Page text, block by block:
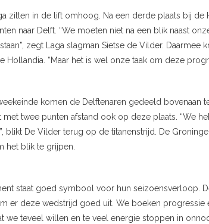
zitten in de lift omhoog. Na een derde plaats bij
naar Delft. “We moeten niet na een blik naast
zegt Laga slagman Sietse de Vilder. Daarmee
Hollandia. “Maar het is wel onze taak om deze
komen de Delftenaren gedeeld bovenaan
met twee punten afstand ook op deze plaats. “We
blikt De Vilder terug op de titanenstrijd. De
het blik te grijpen.
staat goed symbool voor hun seizoensverloop.
er deze wedstrijd goed uit. We boeken
we teveel willen en te veel energie stoppen in